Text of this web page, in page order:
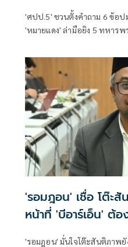
ทหารพราน
'ศปป.5' ชวนตั้งคำถาม 6 ข้อปม ที่หลบภัยข้ามแดน หลัง
'หมายแดง' ล่ามือยิง 5 ทหาร
ประวัติศาสตร์ความสัมพันธ์ 2
ในอดีต แต่ปม 'ส่งผู้ร้ายข้ามแ
ผลลัพธ์' หวังสื่อช่วยขุดข้อเท็
'รอมฎอน' เชื่อ โต๊ะ
หน้าที่ 'บีอาร์เอ็น' ต้
แทนรัฐบาล
'รอมฎอน' มั่นใจโต๊ะสันติภาพ